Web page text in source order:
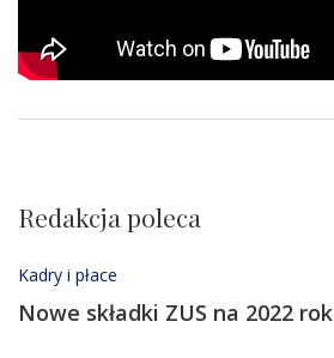
Redakcja poleca
Kadry i płace
Nowe składki ZUS na 2022 rok